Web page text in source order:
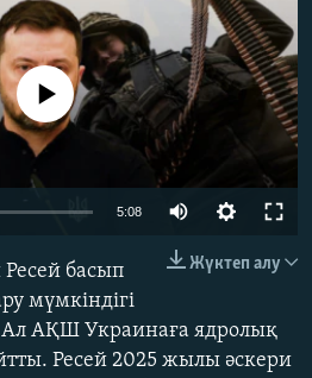
360p 480p
currently available
5:08
480p
Жүктеп алу
басып
мүмкіндігі
Ал АҚШ Украинаға ядролық
Ресей 2025 жылы әскери